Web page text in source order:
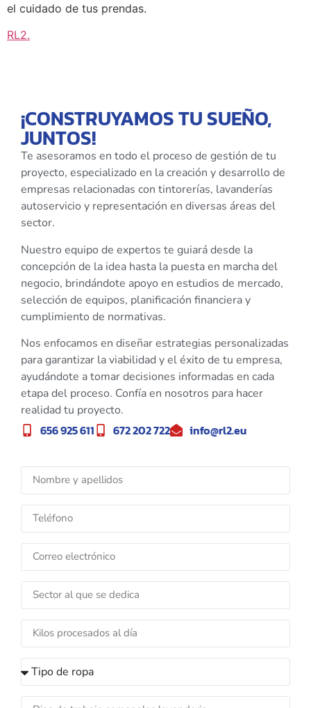
el cuidado de tus prendas.
RL2.
¡CONSTRUYAMOS TU SUEÑO,
JUNTOS!
Te asesoramos en todo el proceso de gestión de tu
proyecto, especializado en la creación y desarrollo de
empresas relacionadas con tintorerías, lavanderías
autoservicio y representación en diversas áreas del
sector.
Nuestro equipo de expertos te guiará desde la
concepción de la idea hasta la puesta en marcha del
negocio, brindándote apoyo en estudios de mercado,
selección de equipos, planificación financiera y
cumplimiento de normativas.
Nos enfocamos en diseñar estrategias personalizadas
para garantizar la viabilidad y el éxito de tu empresa,
ayudándote a tomar decisiones informadas en cada
etapa del proceso. Confía en nosotros para hacer
realidad tu proyecto.
656 925 611 672 202 722 info@rl2.eu